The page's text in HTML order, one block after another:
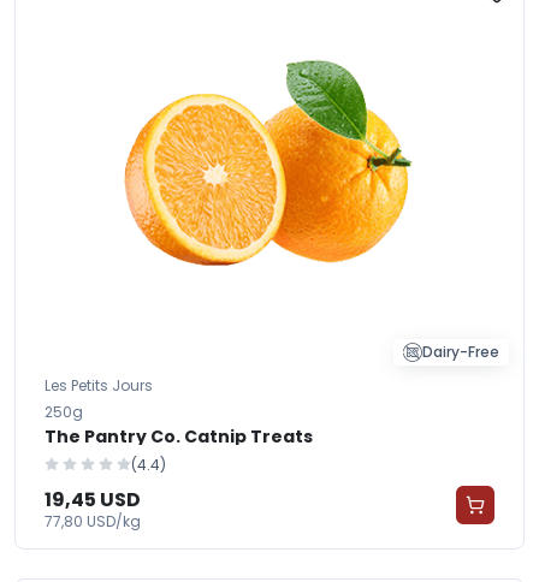
Dairy-Free
Les Petits Jours
250g
The Pantry Co. Catnip Treats
(4.4)
19,45 USD
77,80 USD/kg